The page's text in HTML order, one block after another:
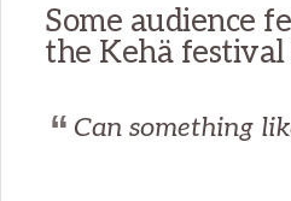
Some audience
the Kehä
Can something